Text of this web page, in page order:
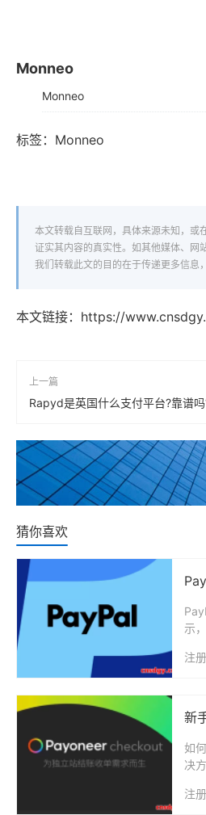
Monneo
Monneo
标签： Monneo
本文转载自互联网，具体来源未知，或
证实其内容的真实性。如其他媒体、网
我们转载此文的目的在于传递更多信息
本文链接： https://
上一篇
Rapyd是英国什么支付平台?靠谱
猜你喜欢
示
注
新
如
决
注